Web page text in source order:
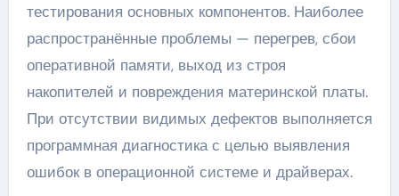
тестирования основных компонентов. Наиболее
распространённые проблемы — перегрев, сбои
оперативной памяти, выход из строя
накопителей и повреждения материнской платы.
При отсутствии видимых дефектов выполняется
программная диагностика с целью выявления
ошибок в операционной системе и драйверах.